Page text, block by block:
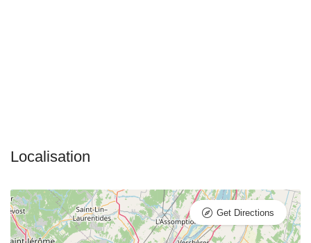
Get Directions